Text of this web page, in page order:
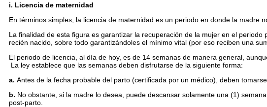
i. Licencia de maternidad
En términos simples, la licencia de maternidad es un periodo en donde la madre
La finalidad de esta figura es garantizar la recuperación de la mujer en el
recién nacido, sobre todo garantizándoles el mínimo vital (por eso reciben una
El periodo de licencia, al día de hoy, es de 14 semanas de manera general,
La ley establece que las semanas deben disfrutarse de la siguiente forma:
a. Antes de la fecha probable del parto (certificada por un médico), deben
b. No obstante, si la madre lo desea, puede descansar solamente una (1)
post-parto.